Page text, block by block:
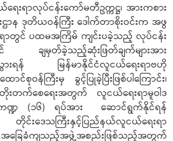
ရေးရာလုပ်ငန်းကော်မတီဥက္ကဋ္ဌ၊ အားကစား
ာန ဒုတိယဝန်ကြီး ဒေါက်တာစိုးဝင်းက အဖွ
ရာတွင် ပထမအကြိမ် ကျင်းပခဲ့သည့် လုပ်ငန်း
ချမှတ်ခဲ့သည့်ဆုံးဖြတ်ချက်များအား
ရန် မြန်မာနိုင်ငံလူငယ်ရေးရာဗဟို
င်စုဝန်ကြီးမှ ခွင့်ပြုခဲ့ပြီးဖြစ်ပါကြောင်း၊
တိုးတက်စေရေးအတွက် လူငယ်ရေးရာမူဝါဒ
ဍ (၁၆) ရပ်အား ဆောင်ရွက်နိုင်ရန်
တိုင်းဒေသကြီးနှင့်ပြည်နယ်လူငယ်ရေးရာ
ြေခံကျသည့်အဖွဲ့အစည်းဖြစ်သည့်အတွက်